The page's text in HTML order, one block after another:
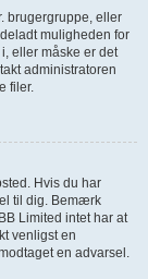
brugergruppe, eller
muligheden for
eller måske er det
administratoren
filer.
Hvis du har
til dig. Bemærk
Limited intet har at
venligst en
en advarsel.